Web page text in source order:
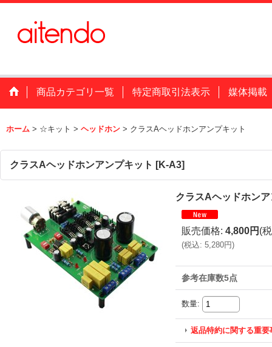
商品カテゴリ一覧 特定商取引法表示 媒体掲載
ホーム > ☆キット > ヘッドホン > クラスAヘッドホンアンプキット
クラスAヘッドホンアンプキット [K-A3]
クラスAヘッドホン
販売価格: 4,800円 (
(税込: 5,280円)
参考在庫数5点
数量:
返品特約に関する重要